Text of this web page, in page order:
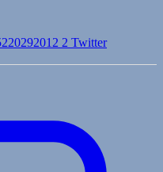
2 Twitter